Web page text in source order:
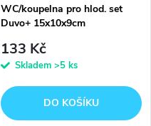
WC/koupelna pro hlod. set
Duvo+ 15x10x9cm
133 Kč
Skladem >5 ks
DO KOŠÍKU